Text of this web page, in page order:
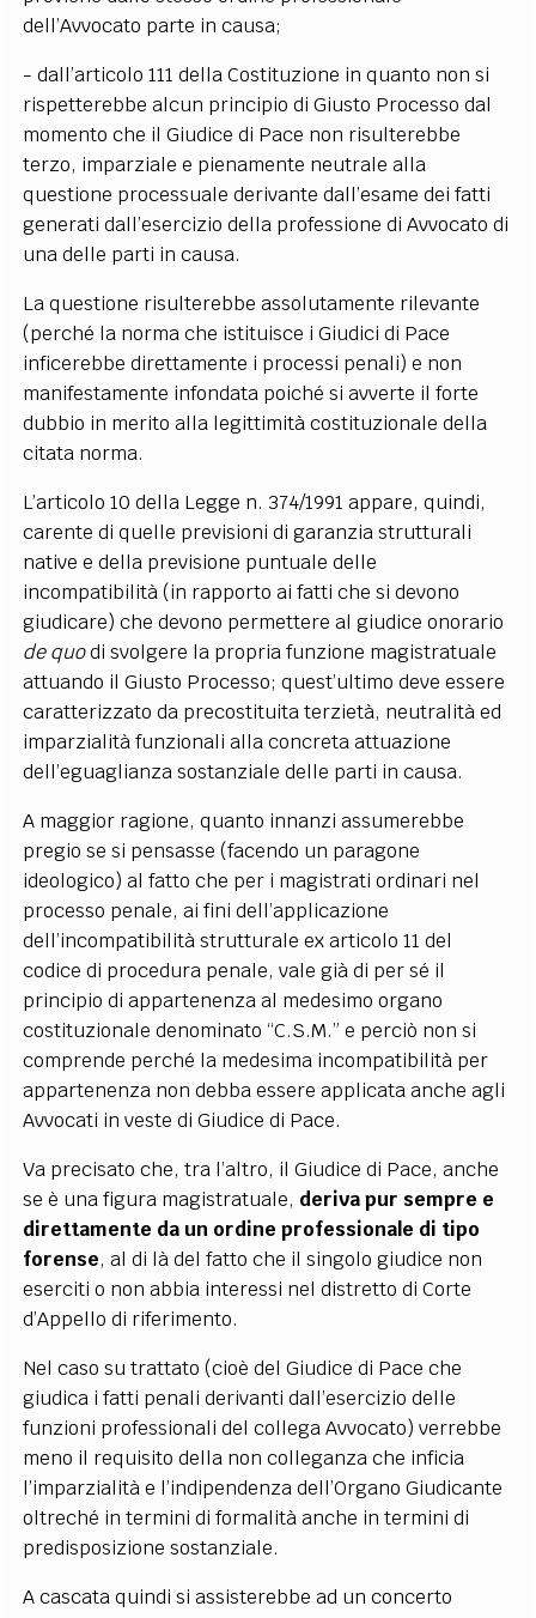
dell’Avvocato parte in causa;
- dall’articolo 111 della Costituzione in quanto non si
rispetterebbe alcun principio di Giusto Processo dal
momento che il Giudice di Pace non risulterebbe
terzo, imparziale e pienamente neutrale alla
questione processuale derivante dall’esame dei fatti
generati dall’esercizio della professione di Avvocato di
una delle parti in causa.
La questione risulterebbe assolutamente rilevante
(perché la norma che istituisce i Giudici di Pace
inficerebbe direttamente i processi penali) e non
manifestamente infondata poiché si avverte il forte
dubbio in merito alla legittimità costituzionale della
citata norma.
L’articolo 10 della Legge n. 374/1991 appare, quindi,
carente di quelle previsioni di garanzia strutturali
native e della previsione puntuale delle
incompatibilità (in rapporto ai fatti che si devono
giudicare) che devono permettere al giudice onorario
de quodi svolgere la propria funzione magistratuale
attuando il Giusto Processo; quest’ultimo deve essere
caratterizzato da precostituita terzietà, neutralità ed
imparzialità funzionali alla concreta attuazione
dell’eguaglianza sostanziale delle parti in causa.
A maggior ragione, quanto innanzi assumerebbe
pregio se si pensasse (facendo un paragone
ideologico) al fatto che per i magistrati ordinari nel
processo penale, ai fini dell’applicazione
dell’incompatibilità strutturale ex articolo 11 del
codice di procedura penale, vale già di per sé il
principio di appartenenza al medesimo organo
costituzionale denominato “C.S.M.” e perciò non si
comprende perché la medesima incompatibilità per
appartenenza non debba essere applicata anche agli
Avvocati in veste di Giudice di Pace.
Va precisato che, tra l’altro, il Giudice di Pace, anche
se è una figura magistratuale, deriva pur sempre e
direttamente da un ordine professionale di tipo
forense, al di là del fatto che il singolo giudice non
eserciti o non abbia interessi nel distretto di Corte
d’Appello di riferimento.
Nel caso su trattato (cioè del Giudice di Pace che
giudica i fatti penali derivanti dall’esercizio delle
funzioni professionali del collega Avvocato) verrebbe
meno il requisito della non colleganza che inficia
l’imparzialità e l’indipendenza dell’Organo Giudicante
oltreché in termini di formalità anche in termini di
predisposizione sostanziale.
A cascata quindi si assisterebbe ad un concerto